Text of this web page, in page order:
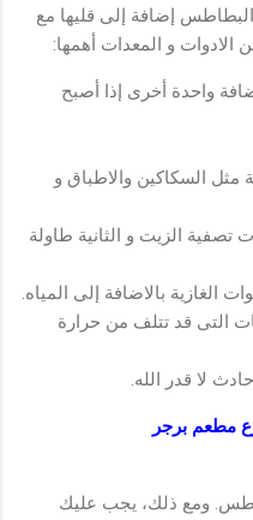
إضافة إلى قليها مع
و المعدات أهمها:
واحدة أخرى إذا أصبح
مثل السكاكين والاطباق و
تصفية الزيت و الثانية طاولة
الغازية بالاضافة إلى المياه.
التى قد تتلف من حرارة
لا قدر الله.
مطعم برجر
ومع ذلك، يجب عليك